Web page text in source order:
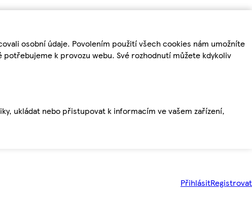
osobní údaje. Povolením použití všech cookies nám umožníte
k provozu webu. Své rozhodnutí můžete kdykoliv
ukládat nebo přistupovat k informacím ve vašem zařízení,
PřihlásitRegistrovat